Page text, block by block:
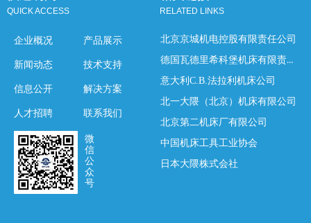
企业概况
新闻动态
信息公开
人才招聘
QUICK ACCESS
产品展示
技术支持
解决方案
联系我们
微
信
公
众
号
北京京城机电控股有限责任公司
德国瓦德里希科堡机床有限责任公司
意大利C.B.法拉利机床公司
北一大隈（北京）机床有限公司
北京第二机床厂有限公司
中国机床工具工业协会
日本大隈株式会社
RELATED LINKS